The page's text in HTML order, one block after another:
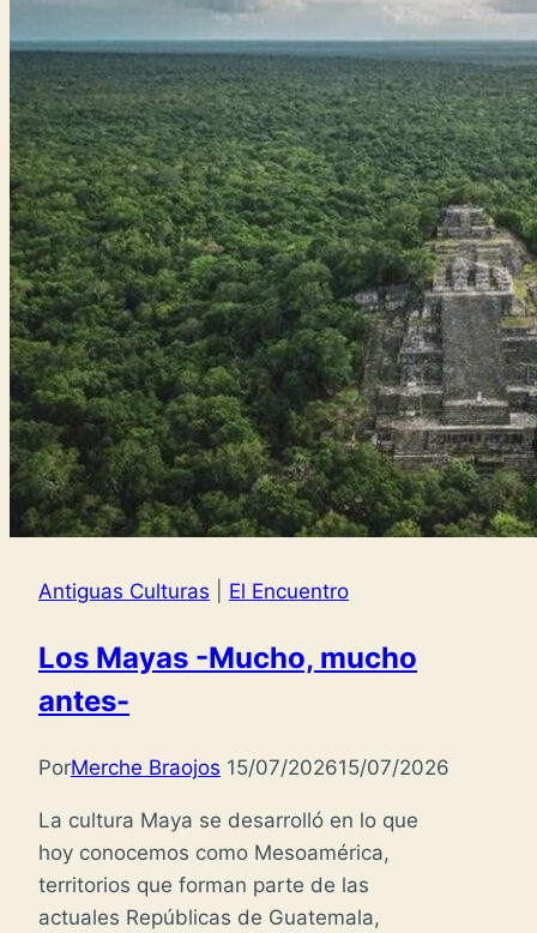
Antiguas Culturas El Encuentro
Los Mayas -Mucho, mucho
antes-
PorMerche Braojos 15/07/202615/07/2026
La cultura Maya se desarrolló en lo que
hoy conocemos como Mesoamérica,
territorios que forman parte de las
actuales Repúblicas de Guatemala,